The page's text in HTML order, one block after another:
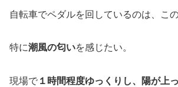
自転車でペダルを回しているのは、こ
特に潮風の匂いを感じたい。
現場で １時間程度ゆっくりし、陽が上